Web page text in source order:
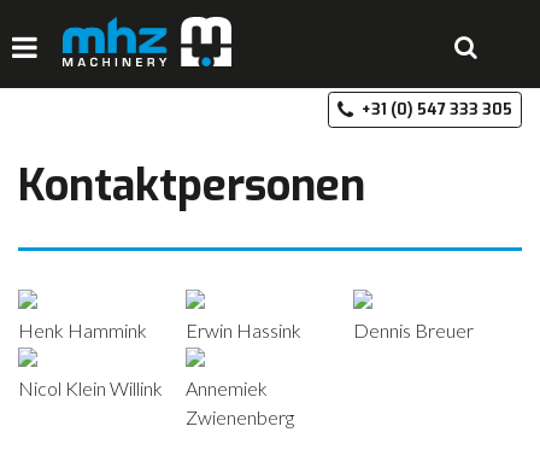
DISCIPLINES
PRODUCTEN
MACHINEVERHUUR
GALERIJ
OVER MHZ
Kontaktpersonen
Henk Hammink Erwin Hassink Dennis Breuer
Nicol Klein Willink
Annemiek
Zwienenberg